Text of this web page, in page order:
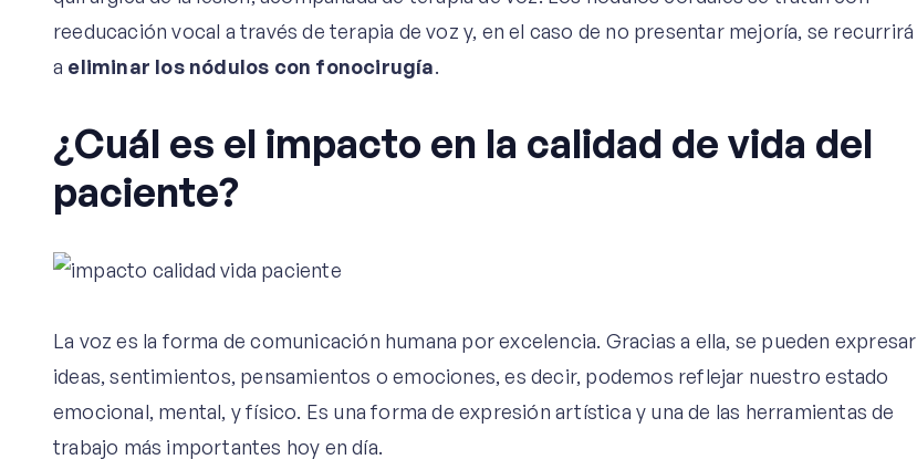
reeducación vocal a través de terapia de voz y, en el caso de no presentar mejoría, se recurrirá
a eliminar los nódulos con fonocirugía.
¿Cuál es el impacto en la calidad de vida del
paciente?
La voz es la forma de comunicación humana por excelencia. Gracias a ella, se pueden expresar
ideas, sentimientos, pensamientos o emociones, es decir, podemos reflejar nuestro estado
emocional, mental, y físico. Es una forma de expresión artística y una de las herramientas de
trabajo más importantes hoy en día.